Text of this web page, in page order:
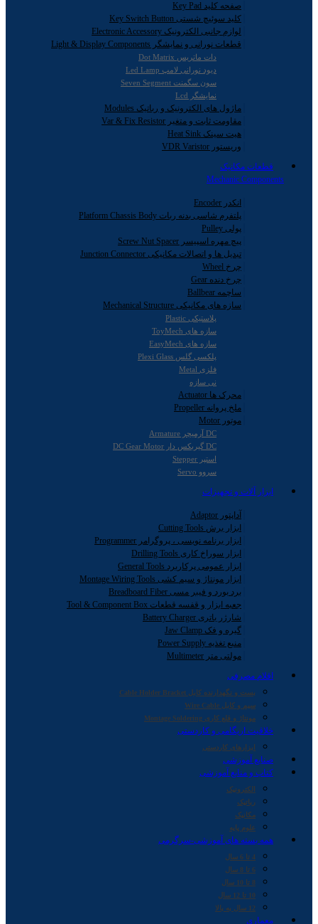
صفحه کلید Key Pad
کلید سوئیچ شستی Key Switch Button
لوازم جانبی الکترونیک Electronic Accessory
قطعات نورانی و نمایشگر Light & Display Components
دات ماتریس Dot Matrix
دیود نورانی لامپ Led Lamp
سون سگمنت Seven Segment
نمایشگر Lcd
ماژول های الکترونیک و رباتیک Modules
مقاومت ثابت و متغیر Var & Fix Resistor
هیت سینک Heat Sink
وریستور VDR Varistor
قطعات مکانیک
Mechanic Components
انکدر Encoder
پلتفرم شاسی بدنه ربات Platform Chassis Body
پولی Pulley
پیچ مهره اسپیسر Screw Nut Spacer
تبدیل ها و اتصالات مکانیکی Junction Connector
چرخ Wheel
چرخ دنده Gear
ساچمه Ballbear
سازه های مکانیکی Mechanical Structure
پلاستیکی Plastic
سازه های ToyMech
سازه های EasyMech
پلکسی گلس Plexi Glass
فلزی Metal
نی سازه
محرک ها Actuator
ملخ پروانه Propeller
موتور Motor
DC آرمیچر Armature
DC گیربکس دار DC Gear Motor
استپر Stepper
سروو Servo
ابزار آلات و تجهیزات
آداپتور Adaptor
ابزار برش Cutting Tools
ابزار برنامه نویسی ، پروگرامر Programmer
ابزار سوراخ کاری Drilling Tools
ابزار عمومی پرکاربرد General Tools
ابزار مونتاژ و سیم کشی Montage Wiring Tools
برد بورد و فیبر مسی Breadboard Fiber
جعبه ابزار و قفسه قطعات Tool & Component Box
شارژر باتری Battery Charger
گیره و فک Jaw Clamp
منبع تغذیه Power Supply
مولتی متر Multimeter
اقلام مصرفی
بست و نگهدارنده کابل Cable Holder Bracket
سیم و کابل Wire Cable
مونتاژ و قلع کاری Montage Soldering
خلاقیت اریگامی و کاردستی
ابزارهای کاردستی
صنایع آموزشی
کتاب و منابع آموزشی
الکترونیک
رباتیک
مکانیک
علوم پایه
همه بسته های آموزشی-سرگرمی
4 تا 6 سال
6 تا 8 سال
8 تا 10 سال
10 تا 12 سال
12 سال به بالا
معماری